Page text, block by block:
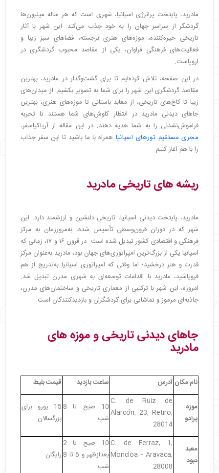
・
موزه پرادو | Museo Nacional del Prado
・
موزه رینا سوفیا | Museo Nacional Centro de
Arte Reina Sofía
・
موزه تیسن بورنمیسا | Thyssen-Bornemisza
Museum
・موزه سورولا | Sorolla Museum
・آشنایی با میدان‌ های معروف مادرید
・میدان مایور | Plaza Mayor
・میدان سیبلس | Plaza de Cibeles
・میدان دروازه خورشید | Puerta del Sol
・بازارها و مراکز خرید مادرید
・ بازار سن میگل | Mercado de San Miguel
・ بازار ال راسترو | El Rastro
باغ ساباتینی | Sabatini Garden
・
پارک ال کاپریچو | Jardín El Capricho de la
Alameda de Osuna
・پارک رتیرو | El Retiro Park
・ تله کابین مادرید
・ کاخ ها و معابد دیدنی مادرید
・
کاخ سلطنتی مادرید | Royal Palace of Madrid
・ معبد دبود | Temple of Debod
・
کلیسا ارمیته سن آنتونیو دلا فلوریدا | Ermita de
San Antonio de la Florida
・
・آشنایی با سایر اماکن تفریحی و گردشگری مادرید
ورزشگاه سانتیاگو برنابئو | Santiago Bernabéu
Stadium
خیابان گران ویا | Gran Vía
محله لا لاتینا | Barrio de La Latina
・دروازه آلکالا | c. de alcalá
برج دو قلو مادرید | torre realia
・
جاهای دیدنی مادرید: آمیزش تاریخ، فرهنگ و هنر
مادرید، پایتخت پرانرژی اسپانیا، شهری است که هر ساله میلیون‌ها
گردشگر از سراسر جهان را به خود جذب می‌کند. این شهر با آثار
تاریخی خیره‌کننده، موزه‌های هنری برجسته، فضاهای سبز زیبا و
فعالیت‌های فرهنگی فراوان، یکی از مقاصد محبوب گردشگری در
اروپاست.
در این صفحه، تلاش کرده‌ایم تا برای گشت‌وگذار در مادرید، بهترین
مقاصد گردشگری این شهر را برای شما به تصویر بکشیم. از میدان‌های
زیبا تا کاخ‌های تاریخی، از معابد باستانی تا موزه‌های هنری، بهترین
جاهای دیدنی مادرید در انتظار کاوش‌های شما هستند تا تجربه
فراموش‌نشدنی را به شما هدیه دهند. در این مقاله از آریاکیاسفر،
مجری مستقیم تورهای اسپانیا همراه با ما باشید تا این سفر جذاب
را با هم آغاز کنیم.
ریشه‌ های تاریخی مادرید
مادرید، پایتخت دیدنی اسپانیا، تاریخی دلنشین و ارزشمند دارد. این
شهر که در دوران قرون‌وسطی تأسیس شده، به‌مرورزمان به مرکز
فرهنگی و اقتصادی کشور تبدیل شده است. در قرون ۱۶ و ۱۷، زمانی که
اسپانیا یکی از بزرگ‌ترین امپراتوری‌های جهان بود، مادرید به‌عنوان مرکز
قدرت و هنر درخشید؛ اما وقتی که امپراتوری اسپانیا به‌تدریج از هم
فروپاشید، مادرید با اقدامات توسعه‌ای به شهری مدرن تبدیل شد.
امروزه، این شهر با ترکیبی از معماری تاریخی و ساختمان‌های مدرن،
جاذبه‌ای مرموز و تماشایی برای گردشگران و بازدیدکنندگان است.
جاهای دیدنی تاریخی و موزه‌ های
مادرید
نام مکان آدرس ساعت بازدید قیمت بلیط
موزه
پرادو
C. de Ruiz de
Alarcón, 23, Retiro,
28014
10 صبح تا 8
شب
15 یورو برای
بزرگسالان
معبد
دبود
C. de Ferraz, 1,
Moncloa - Aravaca,
28008
10 صبح تا 2
بعدازظهر و 6 تا 8
شب
رایگان